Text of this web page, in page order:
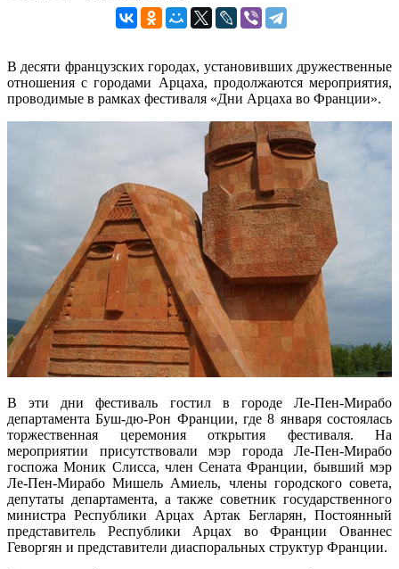
В десяти французских городах, установивших дружественные
отношения с городами Арцаха, продолжаются мероприятия,
проводимые в рамках фестиваля «Дни Арцаха во Франции».
В эти дни фестиваль гостил в городе Ле-Пен-Мирабо
департамента Буш-дю-Рон Франции, где 8 января состоялась
торжественная церемония открытия фестиваля. На
мероприятии присутствовали мэр города Ле-Пен-Мирабо
госпожа Моник Слисса, член Сената Франции, бывший мэр
Ле-Пен-Мирабо Мишель Амиель, члены городского совета,
депутаты департамента, а также советник государственного
министра Республики Арцах Артак Бегларян, Постоянный
представитель Республики Арцах во Франции Ованнес
Геворгян и представители диаспоральных структур Франции.